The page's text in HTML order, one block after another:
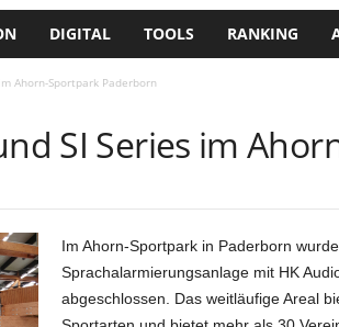
DIGITAL TOOLS RANKING
Ahorn-Sportpark Paderborn
SI Series im
Im Ahorn-Sportpark in Paderborn
Sprachalarmierungsanlage mit HK
abgeschlossen. Das weitläufige Areal